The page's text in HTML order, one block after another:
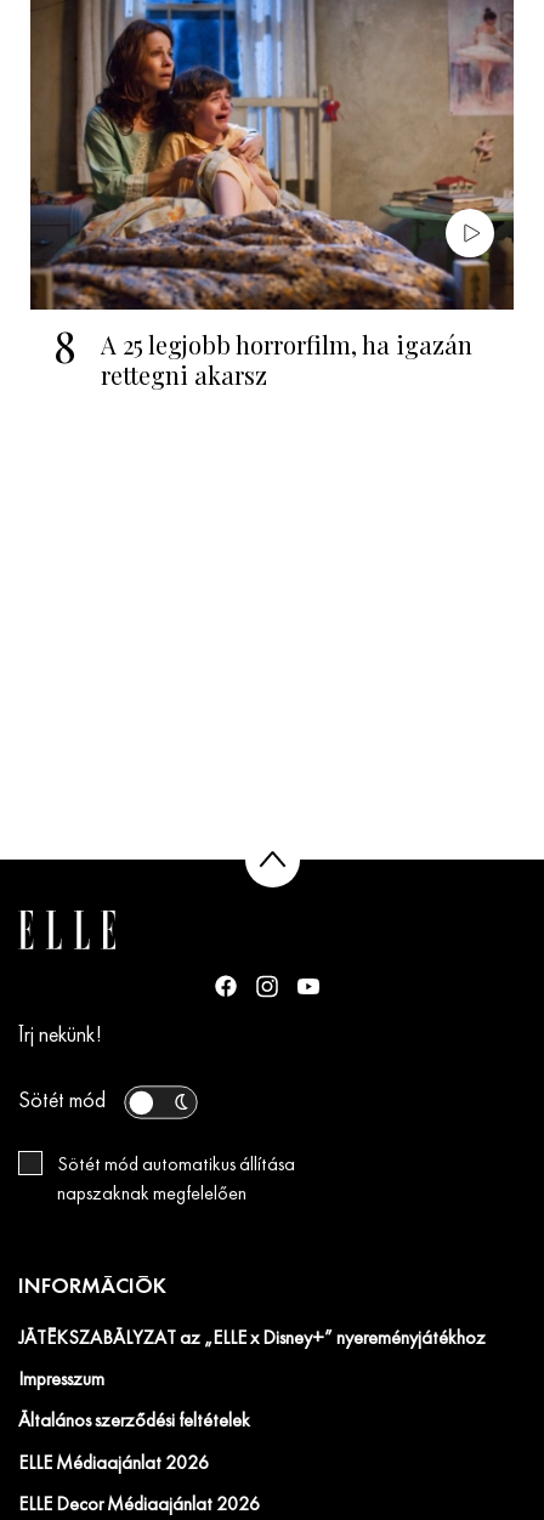
8
A 25 legjobb horrorfilm, ha igazán
rettegni akarsz
Írj nekünk!
Sötét mód
Sötét mód automatikus állítása
napszaknak megfelelően
INFORMÁCIÓK
JÁTÉKSZABÁLYZAT az „ELLE x Disney+” nyereményjátékhoz
Impresszum
Általános szerződési feltételek
ELLE Médiaajánlat 2026
ELLE Decor Médiaajánlat 2026